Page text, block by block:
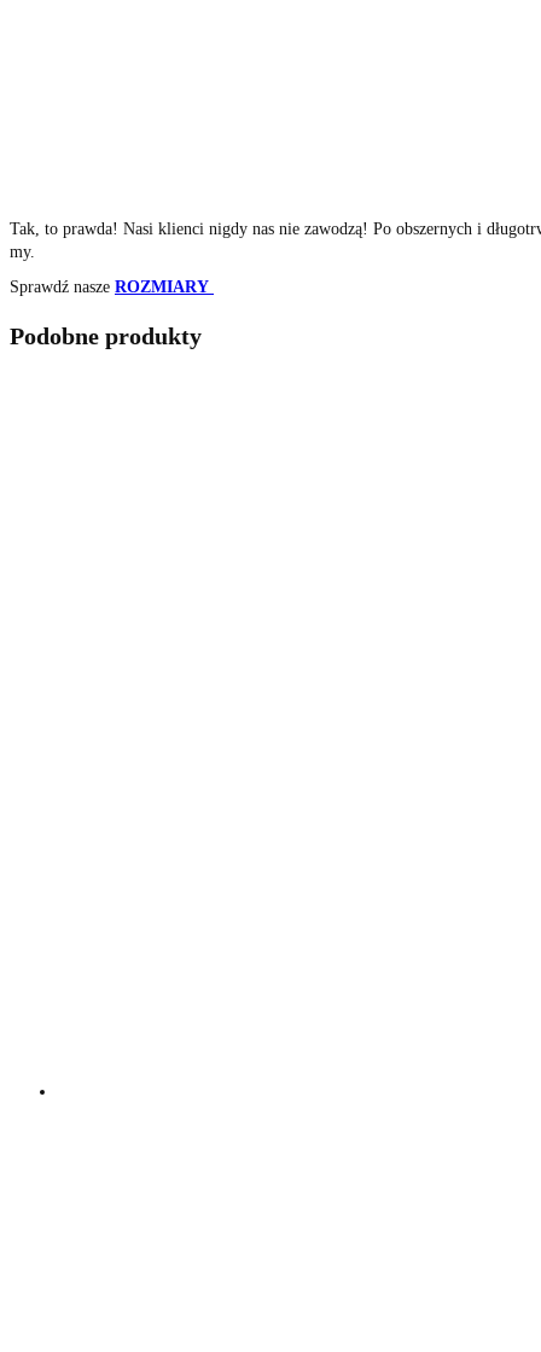
Tak, to prawda! Nasi klienci nigdy nas nie zawodzą! Po obszernych i
my.
Sprawdź nasze ROZMIARY
Podobne produkty